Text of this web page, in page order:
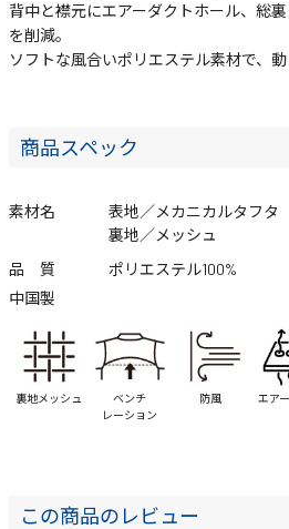
背中と襟元にエアーダクトホール、総
を削減。
ソフトな風合いポリエステル素材で、
商品スペック
素材名
表地／メカニカルタフタ
裏地／メッシュ
品 質
ポリエステル100%
中国製
裏地メッシュ
ベンチ
レーション
防風 エア
この商品のレビュー